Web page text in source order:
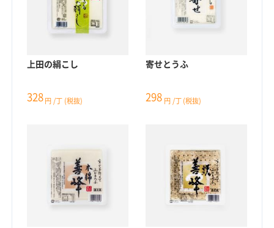
上田の絹こし
328 円 /丁 (税抜)
寄せとうふ
298 円 /丁 (税抜)